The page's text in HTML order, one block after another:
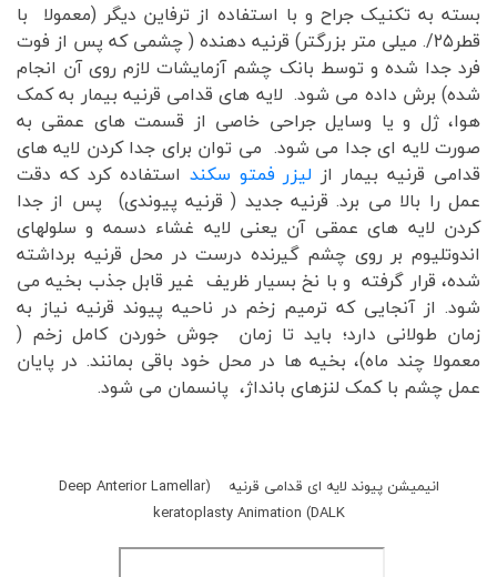
بسته به تکنیک جراح و با استفاده از ترفاین دیگر (معمولا با
قطر۲۵/. میلی متر بزرگتر) قرنیه دهنده ( چشمی که پس از فوت
فرد جدا شده و توسط بانک چشم آزمایشات لازم روی آن انجام
شده) برش داده می شود. لایه های قدامی قرنیه بیمار به کمک
هوا، ژل و یا وسایل جراحی خاصی از قسمت های عمقی به
صورت لایه ای جدا می شود. می توان برای جدا کردن لایه های
قدامی قرنیه بیمار از لیزر فمتو سکند استفاده کرد که دقت
عمل را بالا می برد. قرنیه جدید ( قرنیه پیوندی) پس از جدا
کردن لایه های عمقی آن یعنی لایه غشاء دسمه و سلولهای
اندوتلیوم بر روی چشم گیرنده درست در محل قرنیه برداشته
شده، قرار گرفته و با نخ بسیار ظریف غیر قابل جذب بخیه می
شود. از آنجایی که ترمیم زخم در ناحیه پیوند قرنیه نیاز به
زمان طولانی دارد؛ باید تا زمان جوش خوردن کامل زخم (
معمولا چند ماه)، بخیه ها در محل خود باقی بمانند. در پایان
عمل چشم با کمک لنزهای بانداژ، پانسمان می شود.
انیمیشن پیوند لایه ای قدامی قرنیه (Deep Anterior Lamellar
keratoplasty Animation (DALK